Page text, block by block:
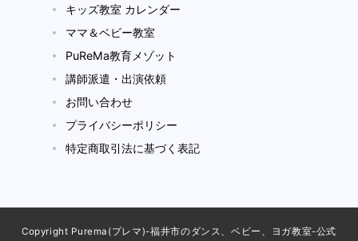
キッズ教室 カレンダー
ママ＆ベビー教室
PuReMa教育メゾット
講師派遣・出演依頼
お問い合わせ
プライバシーポリシー
特定商取引法に基づく表記
Copyright Purema(プレマ)-福井市のダンス、ベビー、ヨガ教室-公式